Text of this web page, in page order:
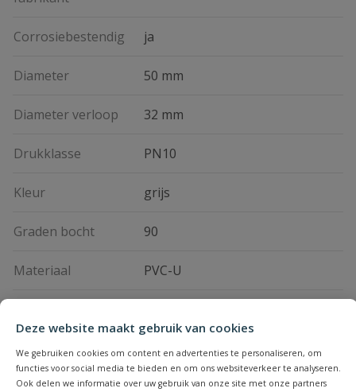
Deze website maakt gebruik van cookies
We gebruiken cookies om content en advertenties te personaliseren, om
functies voor social media te bieden en om ons websiteverkeer te analyseren.
Ook delen we informatie over uw gebruik van onze site met onze partners
Corrosiebestendig ja
Diameter 50 mm
Diameter verloop 32 mm
Drukklasse PN10
Kleur grijs
Graden bocht 90
Materiaal PVC-U
vloeistoftemperatuur
Merknaam Van de Lande (VDL)